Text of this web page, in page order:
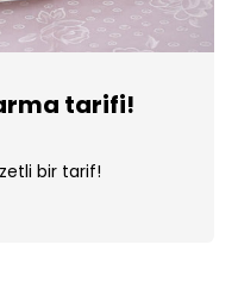
tarifi!
bir tarif!